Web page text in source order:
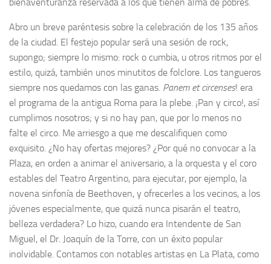
Abro un breve paréntesis sobre la celebración de los 135 años
de la ciudad. El festejo popular será una sesión de rock,
supongo; siempre lo mismo: rock o cumbia, u otros ritmos por el
estilo, quizá, también unos minutitos de folclore. Los tangueros
siempre nos quedamos con las ganas. Panem et circenses! era
el programa de la antigua Roma para la plebe. ¡Pan y circo!, así
cumplimos nosotros; y si no hay pan, que por lo menos no
falte el circo. Me arriesgo a que me descalifiquen como
exquisito. ¿No hay ofertas mejores? ¿Por qué no convocar a la
Plaza, en orden a animar el aniversario, a la orquesta y el coro
estables del Teatro Argentino, para ejecutar, por ejemplo, la
novena sinfonía de Beethoven, y ofrecerles a los vecinos, a los
jóvenes especialmente, que quizá nunca pisarán el teatro,
belleza verdadera? Lo hizo, cuando era Intendente de San
Miguel, el Dr. Joaquín de la Torre, con un éxito popular
inolvidable. Contamos con notables artistas en La Plata, como